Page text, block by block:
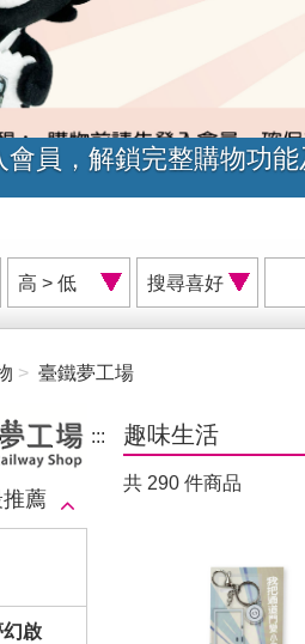
路商店會員福利再升級
價
格
排
搜
尋
喜
位
臺鐵夢工場
薦
幻啟
::: 趣味生活
共 290 件商品